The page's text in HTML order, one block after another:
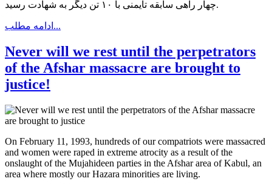
چهار راهی سابقه تایمنی با ۱۰ تن دیگر به شهادت رسید.
ادامه مطلب...
Never will we rest until the perpetrators
of the Afshar massacre are brought to
justice!
On February 11, 1993, hundreds of our compatriots were massacred
and women were raped in extreme atrocity as a result of the
onslaught of the Mujahideen parties in the Afshar area of Kabul, an
area where mostly our Hazara minorities are living.